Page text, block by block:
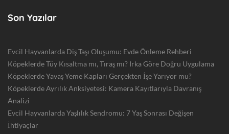
Son Yazılar
Evcil Hayvanlarda Diş Taşı Oluşumu: Evde Önleme Rehberi
Köpeklerde Tüy Kısaltma mı, Tıraş mı? Irka Göre Doğru Uygulama
Köpeklerde Yavaş Yeme Kapları Gerçekten İşe Yarıyor mu?
Köpeklerde Ayrılık Anksiyetesi: Kamera Kayıtlarıyla Davranış
Analizi
Evcil Hayvanlarda Yaşlılık Sendromu: 7 Yaş Sonrası Değişen
İhtiyaçlar